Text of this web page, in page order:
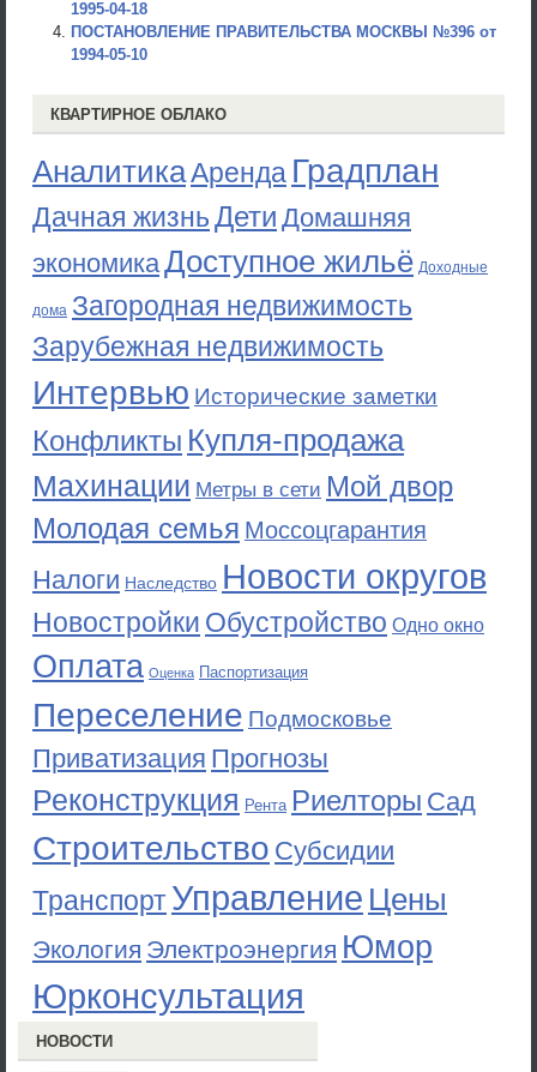
1995-04-18
ПОСТАНОВЛЕНИЕ ПРАВИТЕЛЬСТВА МОСКВЫ №396 от
1994-05-10
КВАРТИРНОЕ ОБЛАКО
АналитикаАренда Градплан
Дачная жизньДети Домашняя
экономикаДоступное жильё Доходные
дома Загородная недвижимость
Зарубежная недвижимость
Интервью Исторические заметки
Конфликты Купля-продажа
Махинации Метры в сети Мой двор
Молодая семья Моссоцгарантия
Налоги Наследство Новости округов
Новостройки Обустройство Одно окно
Оплата Оценка Паспортизация
Переселение Подмосковье
Приватизация Прогнозы
Реконструкция Рента Риелторы Сад
Строительство Субсидии
ТранспортУправление Цены
Экология Электроэнергия Юмор
Юрконсультация
НОВОСТИ